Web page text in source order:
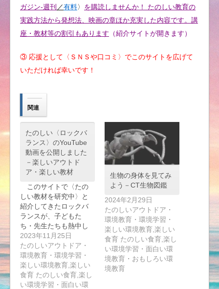
ガジン-週刊 ／有料〉 を購読しませんか！ たのしい教育の
実践方法から発想法、映画の章ほか充実した内容です。講
座・教材等の割引もあります （紹介サイトが開きます）
③ 応援として〈ＳＮＳや口コミ〉でこのサイトを広げて
いただければ幸いです！
関連
たのしい〈ロックバ
ランス〉のYouTube
動画を公開しました
－楽しいアウトド
ア・楽しい教材
このサイトで〈たの
しい教材を研究中〉と
紹介してきたロックバ
ランスが、子どもた
ち・先生たちも熱中し
て…
2023年11月25日
たのしいアウトドア・
環境教育・環境学習・
楽しい環境教育,楽しい
食育 たのしい食育,楽し
い環境学習・面白い環
生物の身体を見てみ
よう－CT生物図鑑
2024年2月29日
たのしいアウトドア・
環境教育・環境学習・
楽しい環境教育,楽しい
食育 たのしい食育,楽し
い環境学習・面白い環
境教育・おもしろい環
境教育